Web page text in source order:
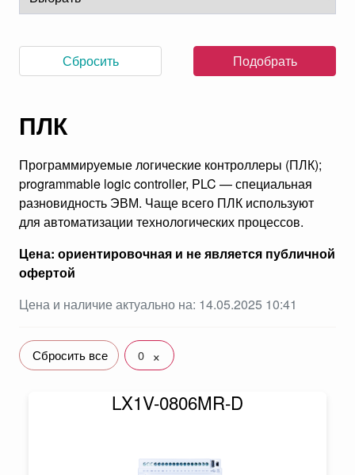
Подобрать
Сбросить
ПЛК
Программируемые логические контроллеры (ПЛК);
programmable logic controller, PLC — специальная
разновидность ЭВМ. Чаще всего ПЛК используют
для автоматизации технологических процессов.
Цена: ориентировочная и не является публичной
офертой
Цена и наличие актуально на: 14.05.2025 10:41
Сбросить все 0 ×
LX1V-0806MR-D